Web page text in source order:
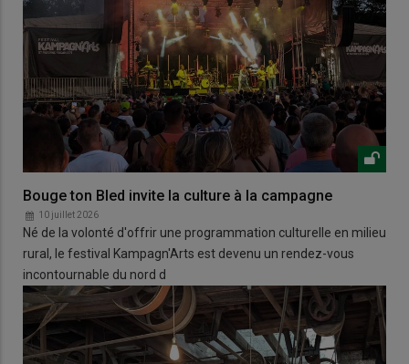
Bouge ton Bled invite la culture à la campagne
10 juillet 2026
Né de la volonté d'offrir une programmation culturelle en milieu
rural, le festival Kampagn'Arts est devenu un rendez-vous
incontournable du nord d